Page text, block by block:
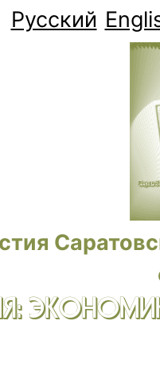
Русский